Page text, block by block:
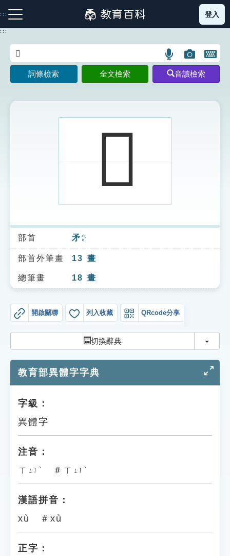
到
主
:::
注音索引圖示 筆畫索引圖示 部首索引表圖示
索引選單
知識索引
單字索引
貓頭鷹博士
登入
:::
語
言
搜
示
圖
片
搜
開
鍵
圖
詞條檢索 全文檢索 音讀檢索
𥎕
部首 矛 ㄇㄠˊ
部首外筆畫 13 畫
總筆畫 18 畫
開啟關聯 列入收藏 QRcode分享
切換辭典 切換
教育部異體字字典
字級：
異體字
注音：
ㄒㄩˋ ＃ㄒㄩˋ
漢語拼音：
xù ＃xù
正字：